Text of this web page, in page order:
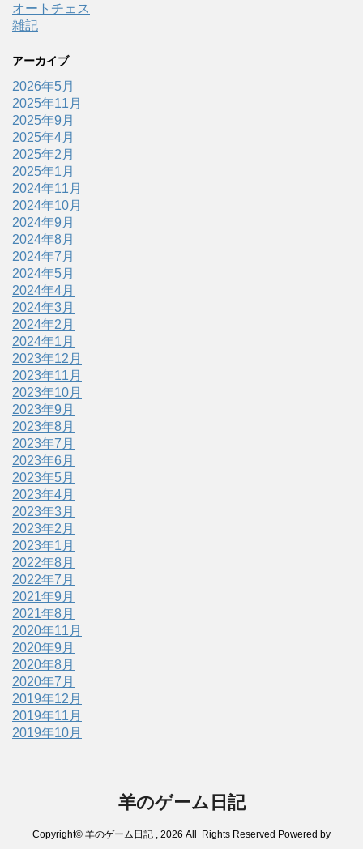
オートチェス
雑記
アーカイブ
2026年5月
2025年11月
2025年9月
2025年4月
2025年2月
2025年1月
2024年11月
2024年10月
2024年9月
2024年8月
2024年7月
2024年5月
2024年4月
2024年3月
2024年2月
2024年1月
2023年12月
2023年11月
2023年10月
2023年9月
2023年8月
2023年7月
2023年6月
2023年5月
2023年4月
2023年3月
2023年2月
2023年1月
2022年8月
2022年7月
2021年9月
2021年8月
2020年11月
2020年9月
2020年8月
2020年7月
2019年12月
2019年11月
2019年10月
羊のゲーム日記
Copyright© 羊のゲーム日記 , 2026 All Rights Reserved Powered by